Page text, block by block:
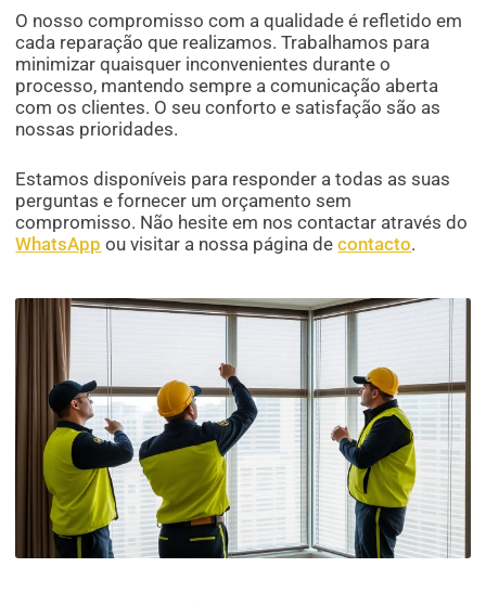
O nosso compromisso com a qualidade é refletido em
cada reparação que realizamos. Trabalhamos para
minimizar quaisquer inconvenientes durante o
processo, mantendo sempre a comunicação aberta
com os clientes. O seu conforto e satisfação são as
nossas prioridades.
Estamos disponíveis para responder a todas as suas
perguntas e fornecer um orçamento sem
compromisso. Não hesite em nos contactar através do
WhatsApp ou visitar a nossa página decontacto.